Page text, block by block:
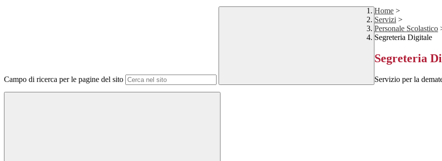
Campo di ricerca per le pagine del sito
Home >
Servizi >
Personale Scolastico
Segreteria Digitale
Segreteria
Servizio per la